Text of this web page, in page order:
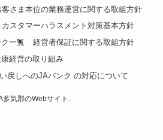
客さま本位の業務運営に関する取組方針
カスタマーハラスメント対策基本方針
ク一覧
経営者保証に関する取組方針
康経営の取り組み
戻しへのJAバンク の対応について
多気郡のWebサイト.